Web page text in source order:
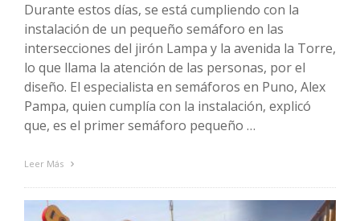
Durante estos días, se está cumpliendo con la
instalación de un pequeño semáforo en las
intersecciones del jirón Lampa y la avenida la Torre,
lo que llama la atención de las personas, por el
diseño. El especialista en semáforos en Puno, Alex
Pampa, quien cumplía con la instalación, explicó
que, es el primer semáforo pequeño …
Leer Más